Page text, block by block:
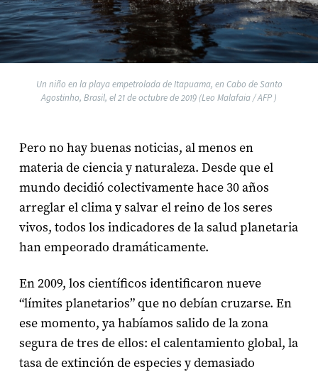
Un niño en la playa empetrolada de Itapuama, en Cabo de Santo
Agostinho, Brasil, el 21 de octubre de 2019 (Leo Malafaia / AFP )
Pero no hay buenas noticias, al menos en
materia de ciencia y naturaleza. Desde que el
mundo decidió colectivamente hace 30 años
arreglar el clima y salvar el reino de los seres
vivos, todos los indicadores de la salud planetaria
han empeorado dramáticamente.
En 2009, los científicos identificaron nueve
“límites planetarios” que no debían cruzarse. En
ese momento, ya habíamos salido de la zona
segura de tres de ellos: el calentamiento global, la
tasa de extinción de especies y demasiado